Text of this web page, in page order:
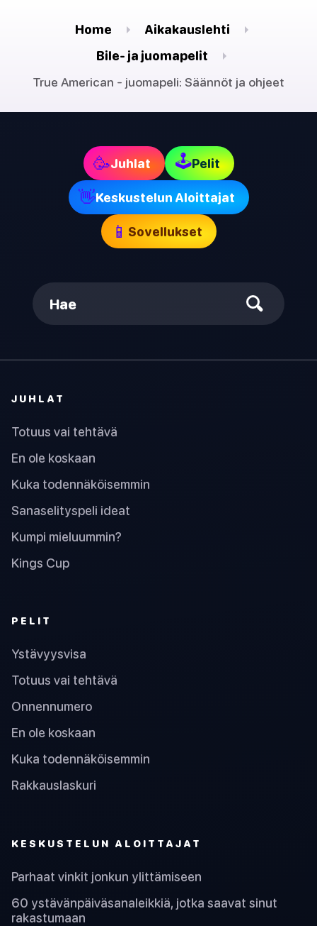
Home
Aikakauslehti
Bile- ja juomapelit
True American - juomapeli: Säännöt ja ohjeet
🥳Juhlat 🕹Pelit
👋Keskustelun Aloittajat
📱 Sovellukset
Hae
JUHLAT
Totuus vai tehtävä
En ole koskaan
Kuka todennäköisemmin
Sanaselityspeli ideat
Kumpi mieluummin?
Kings Cup
PELIT
Ystävyysvisa
Totuus vai tehtävä
Onnennumero
En ole koskaan
Kuka todennäköisemmin
Rakkauslaskuri
KESKUSTELUN ALOITTAJAT
Parhaat vinkit jonkun ylittämiseen
60 ystävänpäiväsanaleikkiä, jotka saavat sinut
rakastumaan